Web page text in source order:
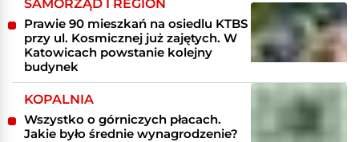
SAMORZĄD I REGION
Prawie 90 mieszkań na osiedlu KTBS
przy ul. Kosmicznej już zajętych. W
Katowicach powstanie kolejny
budynek
KOPALNIA
Wszystko o górniczych płacach.
Jakie było średnie wynagrodzenie?